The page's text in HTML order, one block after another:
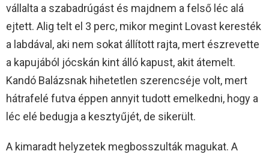
vállalta a szabadrúgást és majdnem a felső léc alá
ejtett. Alig telt el 3 perc, mikor megint Lovast keresték
a labdával, aki nem sokat állított rajta, mert észrevette
a kapujából jócskán kint álló kapust, akit átemelt.
Kandó Balázsnak hihetetlen szerencséje volt, mert
hátrafelé futva éppen annyit tudott emelkedni, hogy a
léc elé bedugja a kesztyűjét, de sikerült.
A kimaradt helyzetek megbosszulták magukat. A